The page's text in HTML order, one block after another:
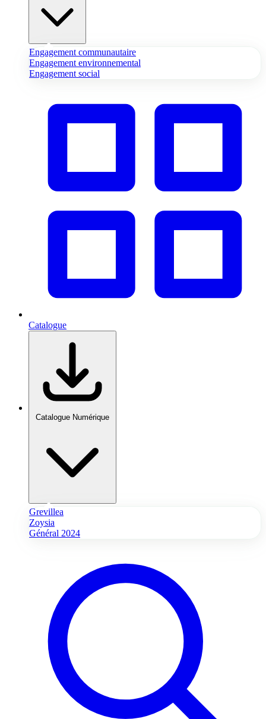
Engagement communautaire
Engagement environnemental
Engagement social
Catalogue
Catalogue Numérique
Grevillea
Zoysia
Général 2024